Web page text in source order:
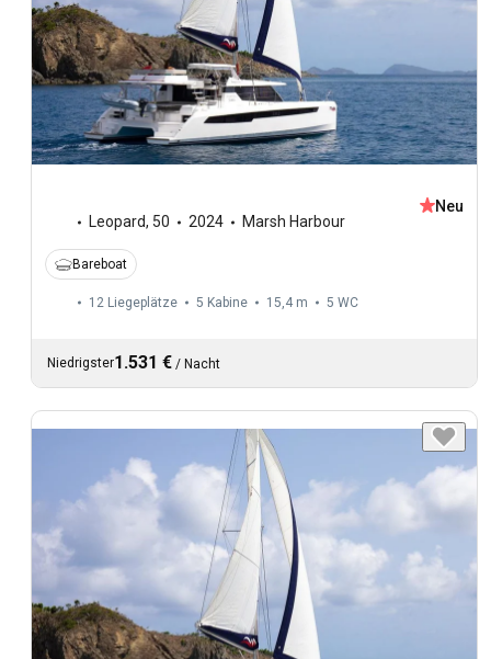
Leopard, 50 2024 Marsh Harbour
Neu
Bareboat
12 Liegeplätze 5 Kabine 15,4 m 5 WC
Niedrigster1.531 € / Nacht